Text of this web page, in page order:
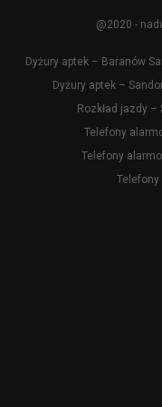
@2020 -
Dyżury aptek – Baranów
Dyżury aptek –
Rozkład jazdy –
Telefony
Telefony